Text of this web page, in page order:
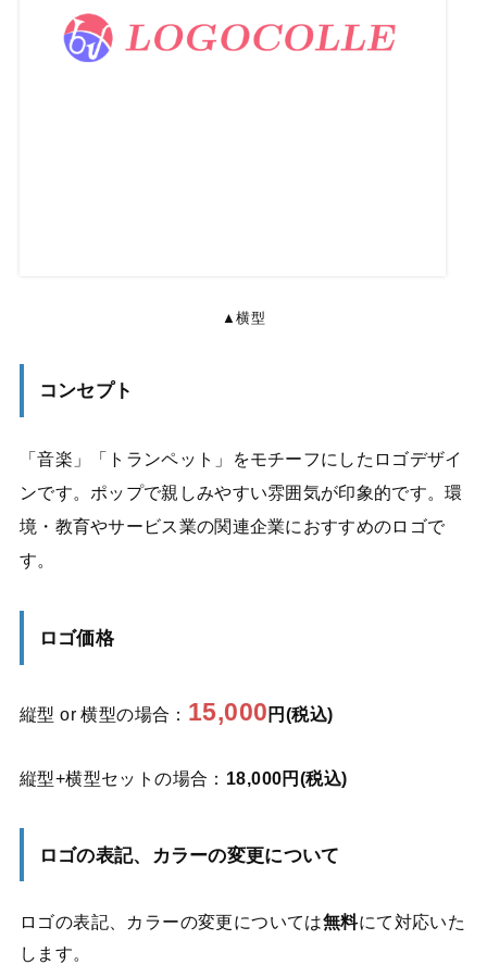
▲横型
コンセプト
「音楽」「トランペット」をモチーフにしたロゴデザイ
ンです。ポップで親しみやすい雰囲気が印象的です。環
境・教育やサービス業の関連企業におすすめのロゴで
す。
ロゴ価格
縦型 or 横型の場合： 15,000 円(税込)
縦型+横型セットの場合： 18,000円(税込)
ロゴの表記、カラーの変更について
ロゴの表記、カラーの変更については無料にて対応いた
します。